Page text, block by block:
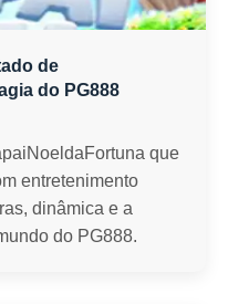
de
do PG888
que
entretenimento
dinâmica e a
do PG888.